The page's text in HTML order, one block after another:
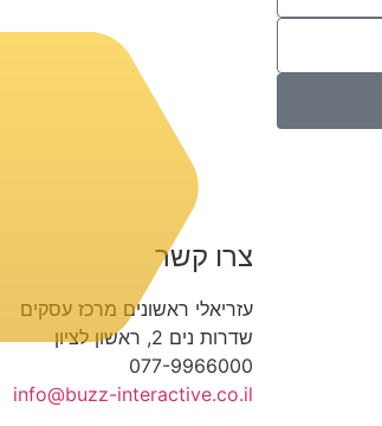
צרו קשר
עזריאלי ראשונים מרכז עסקים
שדרות נים 2, ראשון לציון
077-9966000
info@buzz-interactive.co.il